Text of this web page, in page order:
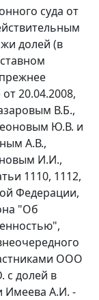
суда от
долей (в
20.04.2008,
В.Б.,
Ю.В. и
А.В.,
И.И.,
1110, 1112,
Федерации,
"Об
ООО
с долей в
Имеева А.И. -